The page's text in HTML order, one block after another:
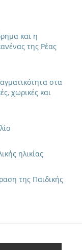
και η
της Ρέας
στα
χωρικές και
ηλικίας
της Παιδικής